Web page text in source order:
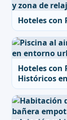
Hoteles con
Hoteles con
Históricos